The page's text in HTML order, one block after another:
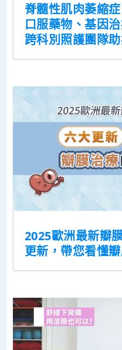
脊髓性肌肉萎縮
口服藥物、基因
跨科別照護團隊
2025歐洲最新瓣
更新，帶您看懂